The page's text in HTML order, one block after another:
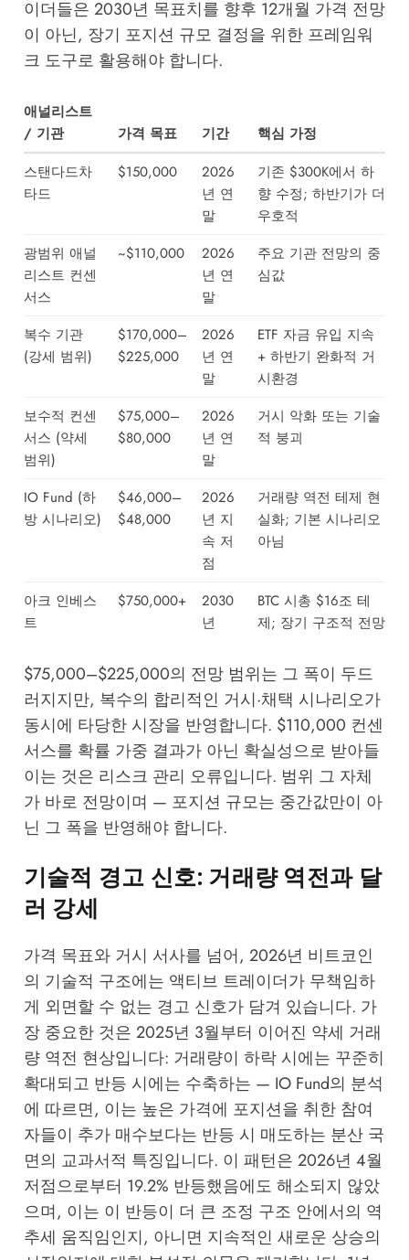
이더들은 2030년 목표치를 향후 12개월 가격 전망
이 아닌, 장기 포지션 규모 결정을 위한 프레임워
크 도구로 활용해야 합니다.
애널리스트
/ 기관
가격 목표 기간
핵심 가정
스탠다드차
타드
$150,000
2026
년 연
말
기존 $300K에서 하
향 수정; 하반기가 더
우호적
광범위 애널
리스트 컨센
서스
~$110,000
2026
년 연
말
주요 기관 전망의 중
심값
복수 기관
(강세 범위)
$170,000–
$225,000
2026
년 연
말
ETF 자금 유입 지속
+ 하반기 완화적 거
시환경
보수적 컨센
서스 (약세
범위)
$75,000–
$80,000
2026
년 연
말
거시 악화 또는 기술
적 붕괴
IO Fund (하
방 시나리오)
$46,000–
$48,000
2026
년 지
속 저
점
거래량 역전 테제 현
실화; 기본 시나리오
아님
아크 인베스
트
$750,000+
2030
년
BTC 시총 $16조 테
제; 장기 구조적 전망
$75,000–$225,000의 전망 범위는 그 폭이 두드
러지지만, 복수의 합리적인 거시·채택 시나리오가
동시에 타당한 시장을 반영합니다. $110,000 컨센
서스를 확률 가중 결과가 아닌 확실성으로 받아들
이는 것은 리스크 관리 오류입니다. 범위 그 자체
가 바로 전망이며 — 포지션 규모는 중간값만이 아
닌 그 폭을 반영해야 합니다.
기술적 경고 신호: 거래량 역전과 달
러 강세
가격 목표와 거시 서사를 넘어, 2026년 비트코인
의 기술적 구조에는 액티브 트레이더가 무책임하
게 외면할 수 없는 경고 신호가 담겨 있습니다. 가
장 중요한 것은 2025년 3월부터 이어진 약세 거래
량 역전 현상입니다: 거래량이 하락 시에는 꾸준히
확대되고 반등 시에는 수축하는 — IO Fund의 분석
에 따르면, 이는 높은 가격에 포지션을 취한 참여
자들이 추가 매수보다는 반등 시 매도하는 분산 국
면의 교과서적 특징입니다. 이 패턴은 2026년 4월
저점으로부터 19.2% 반등했음에도 해소되지 않았
으며, 이는 이 반등이 더 큰 조정 구조 안에서의 역
추세 움직임인지, 아니면 지속적인 새로운 상승의